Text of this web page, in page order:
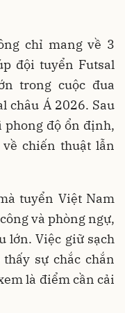
chỉ mang về 3
đội tuyển Futsal
trong cuộc đua
châu Á 2026. Sau
độ ổn định,
chiến thuật lẫn
tuyển Việt Nam
và phòng ngự,
lớn. Việc giữ sạch
sự chắc chắn
là điểm cần cải